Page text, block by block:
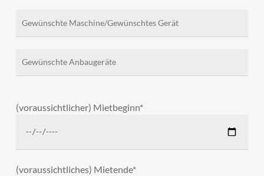
(voraussichtlicher) Mietbeginn*
(voraussichtliches) Mietende*